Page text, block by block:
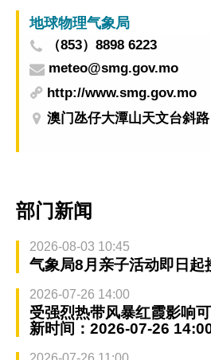
地球物理气象局
（853）8898 6223
meteo@smg.gov.mo
http://www.smg.gov.mo
澳门氹仔大潭山天文台斜路
部门新闻
2026-08-03 10:45
气象局8月亲子活动即日起
2026-07-26 14:00
受强烈热带风暴红霞影响
新时间：2026-07-26 14:00